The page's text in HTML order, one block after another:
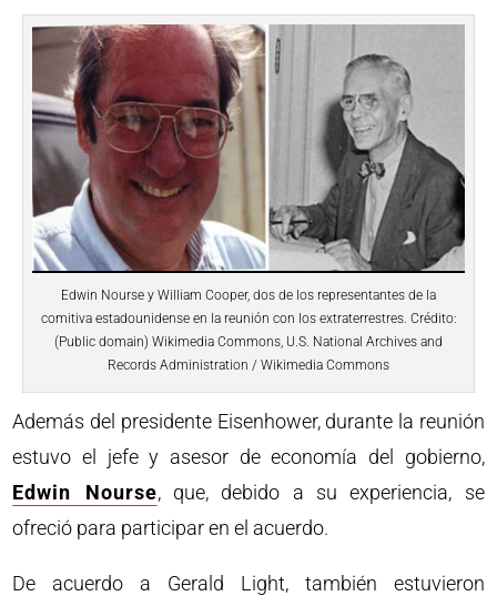
Edwin Nourse y William Cooper, dos de los representantes de la
comitiva estadounidense en la reunión con los extraterrestres. Crédito:
(Public domain) Wikimedia Commons, U.S. National Archives and
Records Administration / Wikimedia Commons
Además del presidente Eisenhower, durante la reunión
estuvo el jefe y asesor de economía del gobierno,
Edwin Nourse, que, debido a su experiencia, se
ofreció para participar en el acuerdo.
De acuerdo a Gerald Light, también estuvieron